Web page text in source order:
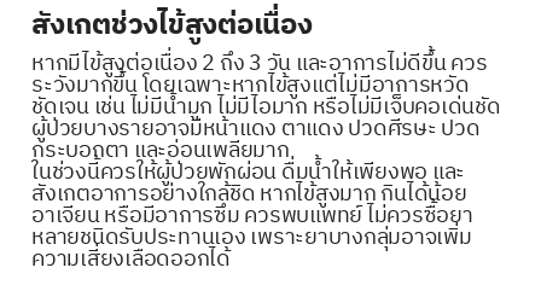
สังเกตช่วงไข้สูงต่อเนื่อง
หากมีไข้สูงต่อเนื่อง 2 ถึง 3 วัน และอาการไม่ดีขึ้น ควร
ระวังมากขึ้น โดยเฉพาะหากไข้สูงแต่ไม่มีอาการหวัด
ชัดเจน เช่น ไม่มีน้ำมูก ไม่มีไอมาก หรือไม่มีเจ็บคอเด่นชัด
ผู้ป่วยบางรายอาจมีหน้าแดง ตาแดง ปวดศีรษะ ปวด
กระบอกตา และอ่อนเพลียมาก
ในช่วงนี้ควรให้ผู้ป่วยพักผ่อน ดื่มน้ำให้เพียงพอ และ
สังเกตอาการอย่างใกล้ชิด หากไข้สูงมาก กินได้น้อย
อาเจียน หรือมีอาการซึม ควรพบแพทย์ ไม่ควรซื้อยา
หลายชนิดรับประทานเอง เพราะยาบางกลุ่มอาจเพิ่ม
ความเสี่ยงเลือดออกได้